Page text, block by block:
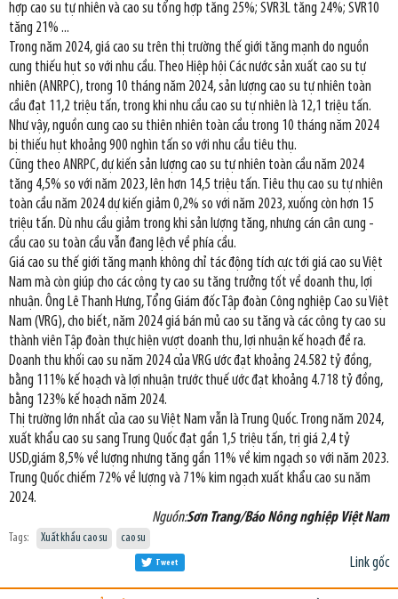
hợp cao su tự nhiên và cao su tổng hợp tăng 25%; SVR3L tăng 24%; SVR10
tăng 21% ...
Trong năm 2024, giá cao su trên thị trường thế giới tăng mạnh do nguồn
cung thiếu hụt so với nhu cầu. Theo Hiệp hội Các nước sản xuất cao su tự
nhiên (ANRPC), trong 10 tháng năm 2024, sản lượng cao su tự nhiên toàn
cầu đạt 11,2 triệu tấn, trong khi nhu cầu cao su tự nhiên là 12,1 triệu tấn.
Như vậy, nguồn cung cao su thiên nhiên toàn cầu trong 10 tháng năm 2024
bị thiếu hụt khoảng 900 nghìn tấn so với nhu cầu tiêu thụ.
Cũng theo ANRPC, dự kiến sản lượng cao su tự nhiên toàn cầu năm 2024
tăng 4,5% so với năm 2023, lên hơn 14,5 triệu tấn. Tiêu thụ cao su tự nhiên
toàn cầu năm 2024 dự kiến giảm 0,2% so với năm 2023, xuống còn hơn 15
triệu tấn. Dù nhu cầu giảm trong khi sản lượng tăng, nhưng cán cân cung -
cầu cao su toàn cầu vẫn đang lệch về phía cầu.
Giá cao su thế giới tăng mạnh không chỉ tác động tích cực tới giá cao su Việt
Nam mà còn giúp cho các công ty cao su tăng trưởng tốt về doanh thu, lợi
nhuận. Ông Lê Thanh Hưng, Tổng Giám đốc Tập đoàn Công nghiệp Cao su Việt
Nam (VRG), cho biết, năm 2024 giá bán mủ cao su tăng và các công ty cao su
thành viên Tập đoàn thực hiện vượt doanh thu, lợi nhuận kế hoạch đề ra.
Doanh thu khối cao su năm 2024 của VRG ước đạt khoảng 24.582 tỷ đồng,
bằng 111% kế hoạch và lợi nhuận trước thuế ước đạt khoảng 4.718 tỷ đồng,
bằng 123% kế hoạch năm 2024.
Thị trường lớn nhất của cao su Việt Nam vẫn là Trung Quốc. Trong năm 2024,
xuất khẩu cao su sang Trung Quốc đạt gần 1,5 triệu tấn, trị giá 2,4 tỷ
USD,giám 8,5% về lượng nhưng tăng gần 11% về kim ngạch so với năm 2023.
Trung Quốc chiếm 72% về lượng và 71% kim ngạch xuất khẩu cao su năm
2024.
Nguồn:Sơn Trang/Báo Nông nghiệp Việt Nam
Tags: Xuất khẩu cao su cao su
Link gốc
Tweet